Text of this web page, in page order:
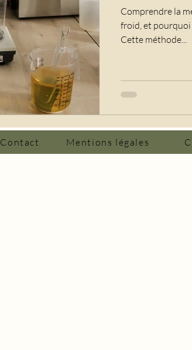
Comprendre la
froid, et pourquoi
Cette méthode...
Contact Mentions légales